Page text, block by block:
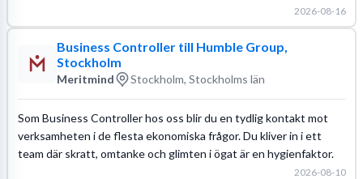
2026-08-16
Business Controller till Humble Group,
Stockholm
Meritmind Stockholm, Stockholms län
Som Business Controller hos oss blir du en tydlig kontakt mot
verksamheten i de flesta ekonomiska frågor. Du kliver in i ett
team där skratt, omtanke och glimten i ögat är en hygienfaktor.
2026-08-10